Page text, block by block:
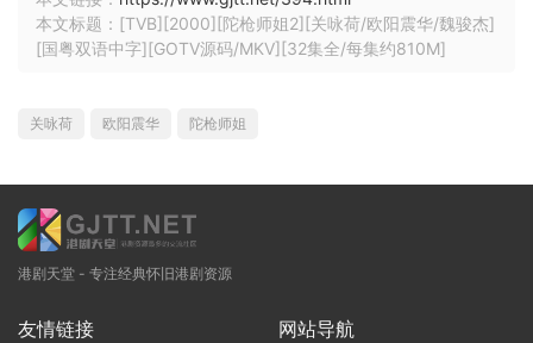
本文标题：[TVB][2000][陀枪师姐2][关咏荷/欧阳震华/魏骏杰]
[国粤双语中字][GOTV源码/MKV][32集全/每集约810M]
关咏荷 欧阳震华 陀枪师姐
港剧天堂 - 专注经典怀旧港剧资源
友情链接 网站导航